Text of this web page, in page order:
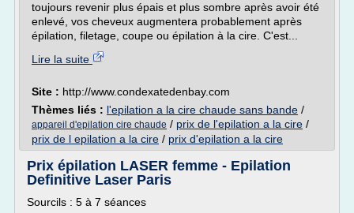
toujours revenir plus épais et plus sombre après avoir été
enlevé, vos cheveux augmentera probablement après
épilation, filetage, coupe ou épilation à la cire. C'est...
Lire la suite
Site : http://www.condexatedenbay.com
Thèmes liés : l'epilation a la cire chaude sans bande /
appareil d'epilation cire chaude / prix de l'epilation a la cire /
prix de l epilation a la cire / prix d'epilation a la cire
Prix épilation LASER femme - Epilation
Definitive Laser Paris
Sourcils : 5 à 7 séances